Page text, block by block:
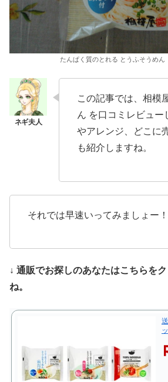
たんぱく質のとれる とうふそうめん
この記事では、相模
ん を口コミレビュー
やアレンジ、どこに
も紹介しますね。
それでは早速いってみましょー！
↓ 通販でお探しのあなたはこちらを
ね。